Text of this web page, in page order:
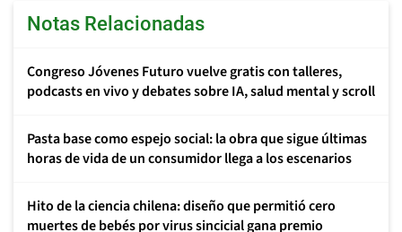
Notas Relacionadas
Congreso Jóvenes Futuro vuelve gratis con talleres,
podcasts en vivo y debates sobre IA, salud mental y scroll
Pasta base como espejo social: la obra que sigue últimas
horas de vida de un consumidor llega a los escenarios
Hito de la ciencia chilena: diseño que permitió cero
muertes de bebés por virus sincicial gana premio